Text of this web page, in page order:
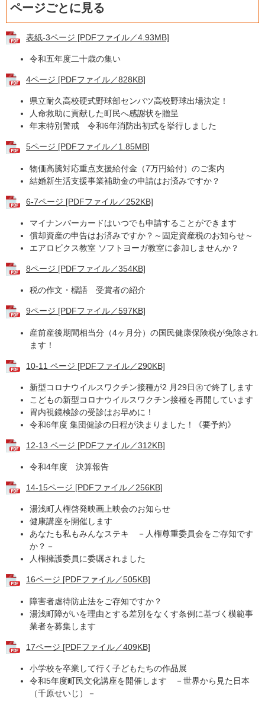
ページごとに見る
表紙-3ページ [PDFファイル／4.93MB]
令和五年度二十歳の集い
4ページ [PDFファイル／828KB]
県立耐久高校硬式野球部センバツ高校野球出場決定！
​人命救助に貢献した町民へ感謝状を贈呈
年末特別警戒 令和6年消防出初式を挙行しました
5ページ [PDFファイル／1.85MB]
物価高騰対応重点支援給付金（7万円給付）のご案内
結婚新生活支援事業補助金の申請はお済みですか？
6-7ページ [PDFファイル／252KB]
マイナンバーカードはいつでも申請することができます
償却資産の申告はお済みですか？～固定資産税のお知らせ～
エアロビクス教室 ソフトヨーガ教室に参加しませんか？
8ページ [PDFファイル／354KB]
税の作文・標語 受賞者の紹介
9ページ [PDFファイル／597KB]
産前産後期間相当分（4ヶ月分）の国民健康保険税が免除され
ます！
10-11 ページ [PDFファイル／290KB]
新型コロナウイルスワクチン接種が2 月29日㊍で終了します
こどもの新型コロナウイルスワクチン接種を再開しています
胃内視鏡検診の受診はお早めに！
令和6年度 集団健診の日程が決まりました！《要予約》
12-13 ページ [PDFファイル／312KB]
令和4年度 決算報告
14-15ページ [PDFファイル／256KB]
​湯浅町人権啓発映画上映会のお知らせ
健康講座を開催します
あなたも私もみんなステキ －人権尊重委員会をご存知です
か？－
人権擁護委員に委嘱されました
16ページ [PDFファイル／505KB]
障害者虐待防止法をご存知ですか？
湯浅町障がいを理由とする差別をなくす条例に基づく模範事
業者を募集します
17ページ [PDFファイル／409KB]
小学校を卒業して行く子どもたちの作品展
令和5年度町民文化講座を開催します －世界から見た日本
（千原せいじ）－